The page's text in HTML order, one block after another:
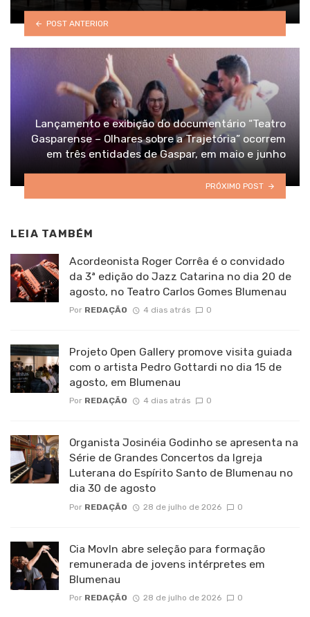
POST ANTERIOR
Lançamento e exibição do documentário “Teatro
Gasparense – Olhares sobre a Trajetória” ocorrem
em três entidades de Gaspar, em maio e junho
PRÓXIMO POST
LEIA TAMBÉM
Acordeonista Roger Corrêa é o convidado
da 3ª edição do Jazz Catarina no dia 20 de
agosto, no Teatro Carlos Gomes Blumenau
Por REDAÇÃO 4 dias atrás 0
Projeto Open Gallery promove visita guiada
com o artista Pedro Gottardi no dia 15 de
agosto, em Blumenau
Por REDAÇÃO 4 dias atrás 0
Organista Josinéia Godinho se apresenta na
Série de Grandes Concertos da Igreja
Luterana do Espírito Santo de Blumenau no
dia 30 de agosto
Por REDAÇÃO 28 de julho de 2026 0
Cia MovIn abre seleção para formação
remunerada de jovens intérpretes em
Blumenau
Por REDAÇÃO 28 de julho de 2026 0